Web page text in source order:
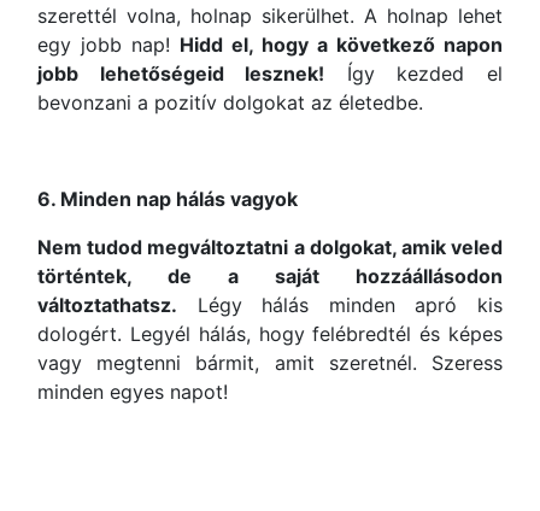
szerettél volna, holnap sikerülhet. A holnap lehet
egy jobb nap! Hidd el, hogy a következő napon
jobb lehetőségeid lesznek! Így kezded el
bevonzani a pozitív dolgokat az életedbe.
6. Minden nap hálás vagyok
Nem tudod megváltoztatni a dolgokat, amik veled
történtek, de a saját hozzáállásodon
változtathatsz. Légy hálás minden apró kis
dologért. Legyél hálás, hogy felébredtél és képes
vagy megtenni bármit, amit szeretnél. Szeress
minden egyes napot!